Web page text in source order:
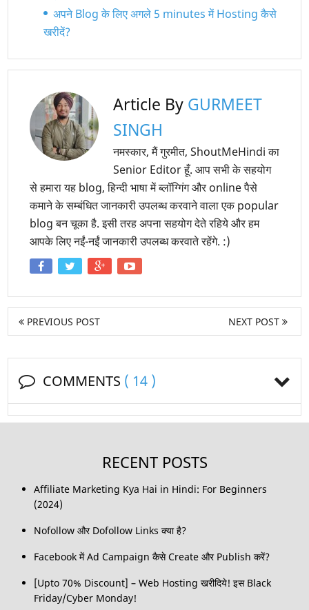
अपने Blog के लिए अगले 5 minutes में Hosting कैसे
खरीदें?
Article By GURMEET
SINGH
नमस्कार, मैं गुरमीत, ShoutMeHindi का
Senior Editor हूँ. आप सभी के सहयोग
से हमारा यह blog, हिन्दी भाषा में ब्लॉग्गिंग और online पैसे
कमाने के सम्बंधित जानकारी उपलब्ध करवाने वाला एक popular
blog बन चूका है. इसी तरह अपना सहयोग देते रहिये और हम
आपके लिए नईं-नईं जानकारी उपलब्ध करवाते रहेंगे. :)
PREVIOUS POST NEXT POST
COMMENTS ( 14 )
RECENT POSTS
Affiliate Marketing Kya Hai in Hindi: For Beginners
(2024)
Nofollow और Dofollow Links क्या है?
Facebook में Ad Campaign कैसे Create और Publish करें?
[Upto 70% Discount] – Web Hosting खरीदिये! इस Black
Friday/Cyber Monday!